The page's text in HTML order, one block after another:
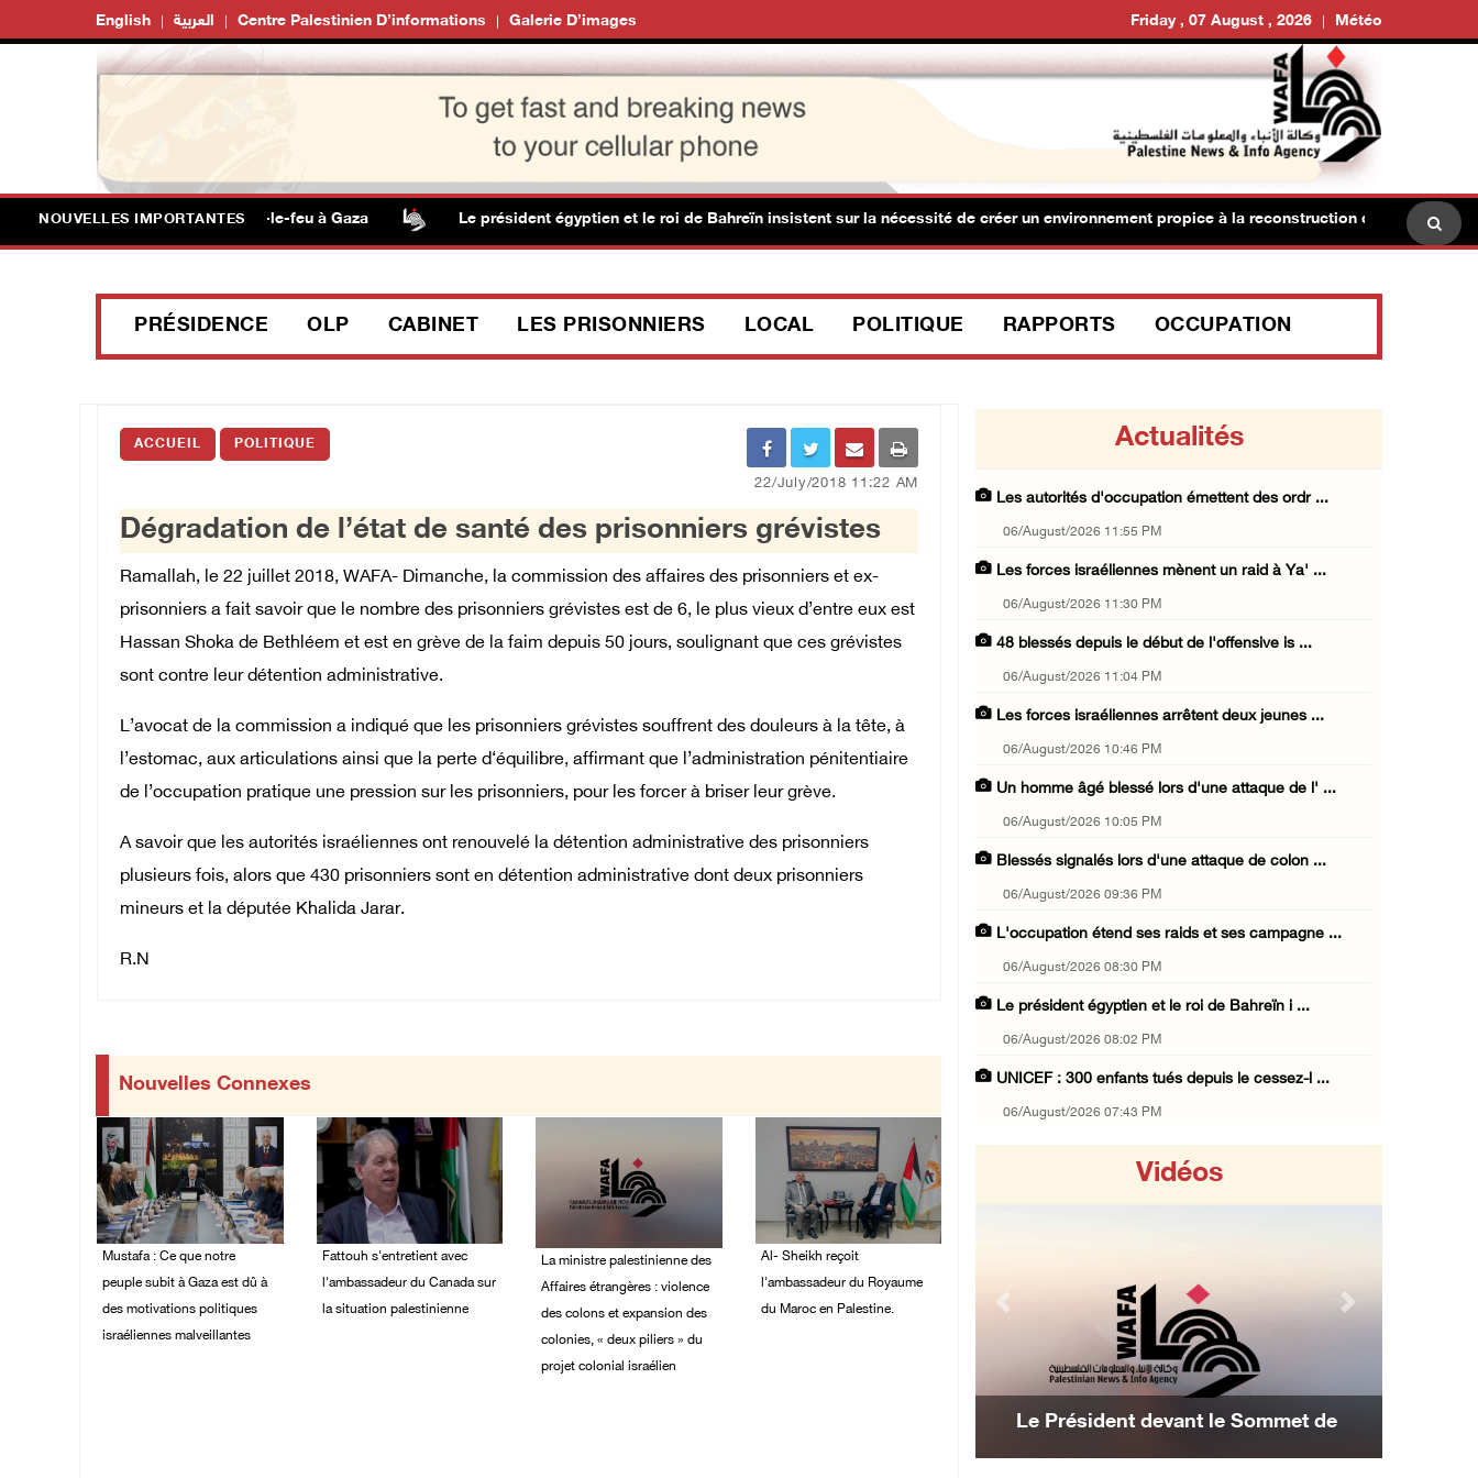
English العربية Centre Palestinien D’informations Galerie D’images Friday , 07 August , 2026 Météo
NOUVELLES IMPORTANTES
enfants tués depuis le cessez-le-feu à Gaza Le président égyptien et le roi de Bahreïn insistent sur la nécessité de créer un environnement propice à la reconstruction de Gaza
PRÉSIDENCE OLP CABINET LES PRISONNIERS LOCAL POLITIQUE RAPPORTS OCCUPATION
ACCUEIL POLITIQUE
22/July/2018 11:22 AM
Dégradation de l’état de santé des prisonniers grévistes
Ramallah, le 22 juillet 2018, WAFA- Dimanche, la commission des affaires des prisonniers et ex-
prisonniers a fait savoir que le nombre des prisonniers grévistes est de 6, le plus vieux d’entre eux est
Hassan Shoka de Bethléem et est en grève de la faim depuis 50 jours, soulignant que ces grévistes
sont contre leur détention administrative.
L’avocat de la commission a indiqué que les prisonniers grévistes souffrent des douleurs à la tête, à
l’estomac, aux articulations ainsi que la perte d‘équilibre, affirmant que l’administration pénitentiaire
de l’occupation pratique une pression sur les prisonniers, pour les forcer à briser leur grève.
A savoir que les autorités israéliennes ont renouvelé la détention administrative des prisonniers
plusieurs fois, alors que 430 prisonniers sont en détention administrative dont deux prisonniers
mineurs et la députée Khalida Jarar.
R.N
Nouvelles Connexes
Mustafa : Ce que notre
peuple subit à Gaza est dû à
des motivations politiques
israéliennes malveillantes
Fattouh s'entretient avec
l'ambassadeur du Canada sur
la situation palestinienne
La ministre palestinienne des
Affaires étrangères : violence
des colons et expansion des
colonies, « deux piliers » du
projet colonial israélien
Al- Sheikh reçoit
l'ambassadeur du Royaume
du Maroc en Palestine.
Actualités
Les autorités d'occupation émettent des ordr ...
06/August/2026 11:55 PM
Les forces israéliennes mènent un raid à Ya' ...
06/August/2026 11:30 PM
48 blessés depuis le début de l'offensive is ...
06/August/2026 11:04 PM
Les forces israéliennes arrêtent deux jeunes ...
06/August/2026 10:46 PM
Un homme âgé blessé lors d'une attaque de l' ...
06/August/2026 10:05 PM
Blessés signalés lors d'une attaque de colon ...
06/August/2026 09:36 PM
L'occupation étend ses raids et ses campagne ...
06/August/2026 08:30 PM
Le président égyptien et le roi de Bahreïn i ...
06/August/2026 08:02 PM
UNICEF : 300 enfants tués depuis le cessez-l ...
06/August/2026 07:43 PM
06/August/2026 07:10 PM
Les forces israéliennes ferment les abords d ...
06/August/2026 06:24 PM
Tubas : déploiement militaire israélien et t ...
Vidéos
Le Président devant le Sommet de
Previous Next